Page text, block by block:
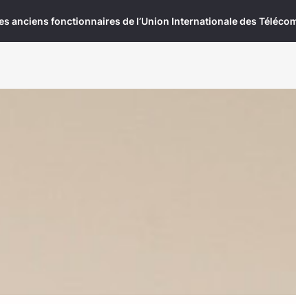
anciens fonctionnaires de l’Union Internationale des